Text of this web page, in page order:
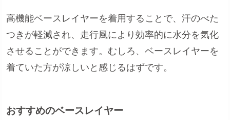
高機能ベースレイヤーを着用することで、汗のべた
つきが軽減され、走行風により効率的に水分を気化
させることができます。むしろ、ベースレイヤーを
着ていた方が涼しいと感じるはずです。
おすすめのベースレイヤー